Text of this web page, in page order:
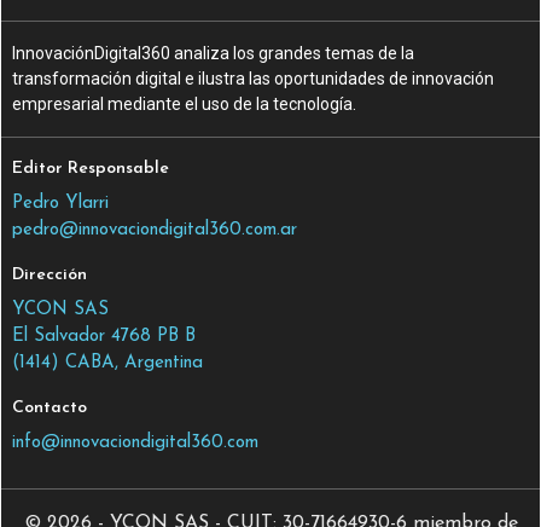
InnovaciónDigital360 analiza los grandes temas de la
transformación digital e ilustra las oportunidades de innovación
empresarial mediante el uso de la tecnología.
Editor Responsable
Pedro Ylarri
pedro@innovaciondigital360.com.ar
Dirección
YCON SAS
El Salvador 4768 PB B
(1414) CABA, Argentina
Contacto
info@innovaciondigital360.com